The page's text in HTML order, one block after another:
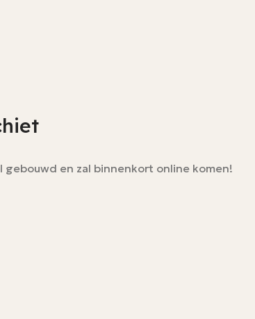
en zal binnenkort online komen!